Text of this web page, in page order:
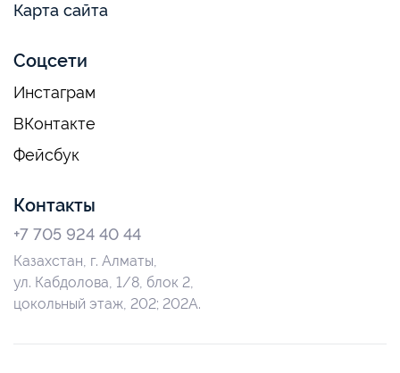
Карта сайта
Соцсети
Инстаграм
ВКонтакте
Фейсбук
Контакты
+7 705 924 40 44
Казахстан, г. Алматы,
ул. Кабдолова, 1/8, блок 2,
цокольный этаж, 202; 202А.